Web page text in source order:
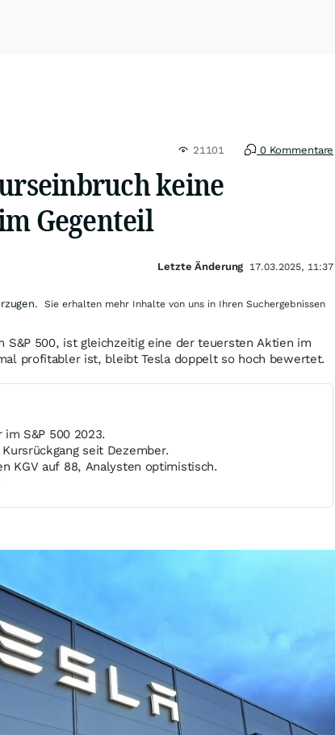
21101 0 Kommentare
keine
Gegenteil
S&P 500, ist gleichzeitig eine der teuersten Aktien im
profitabler ist, bleibt Tesla doppelt so hoch bewertet.
S&P 500 2023.
seit Dezember.
KGV auf 88, Analysten optimistisch.
Letzte Änderung 17.03.2025, 11:37
Sie erhalten mehr Inhalte von uns in Ihren Suchergebnissen